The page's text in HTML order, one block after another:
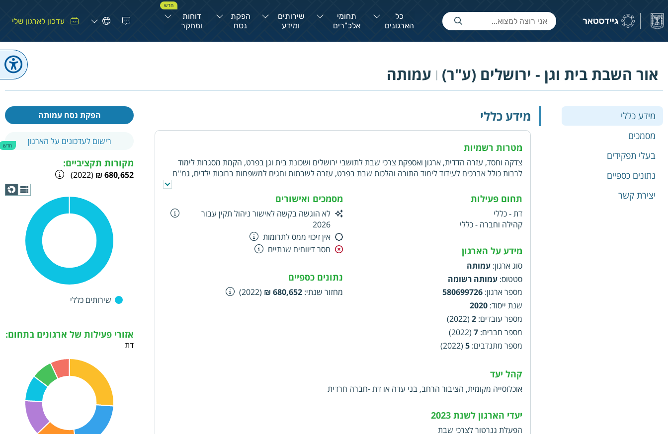
כל
הארגונים
תחומי
אלכ"רים
שירותים
ומידע
הפקת
נסח
חדש
דוחות
ומחקר
עדכון לארגון שלי
אור השבת בית וגן - ירושלים (ע"ר) | עמותה
מידע כללי
מסמכים
בעלי תפקידים
נתונים כספיים
יצירת קשר
מידע כללי
מטרות רשמיות
צדקה וחסד, עזרה הדדית, ארגון ואספקת צרכי שבת לתושבי ירושלים ושכונת בית וגן בפרט, הקמת מסגרות לימוד
לרבות כולל אברכים לעידוד לימוד התורה והלכות שבת בפרט, עזרה לשבתות וחגים למשפחות ברוכות ילדים, גמ''ח
הלוואות כספים, תמיכה ועידוד מסגרות לימוד מחקר והלכה ובדגש על הלכות שבת, ייעוץ עזרה והכוונה לשמירת שבת
בהידור במרחב הפרטי והציבורי
תחום פעילות
דת - כללי
קהילה וחברה - כללי
מידע על הארגון
סוג ארגון: עמותה
סטטוס: עמותה רשומה
מספר ארגון:
580699726
שנת ייסוד:
2020
מספר עובדים:
2
(2022)
מספר חברים:
7
(2022)
מספר מתנדבים:
5
(2022)
מסמכים ואישורים
לא הוגשה בקשה לאישור ניהול תקין עבור
2026
אין זיכוי ממס לתרומות
חסר דיווחים שנתיים
נתונים כספיים
מחזור שנתי:
680,652 ₪
(2022)
קהל יעד
אוכלוסייה מקומית, הציבור הרחב, בני עדה או דת -חברה חרדית
יעדי הארגון לשנת 2023
הפעלת גנרטור לצרכי שבת
הפקת נסח עמותה
רישום לעדכונים על הארגון חדש
מקורות תקציביים:
680,652 ₪
(2022)
שירותים כללי
אזורי פעילות של ארגונים בתחום:
דת